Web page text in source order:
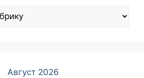
Август 2026